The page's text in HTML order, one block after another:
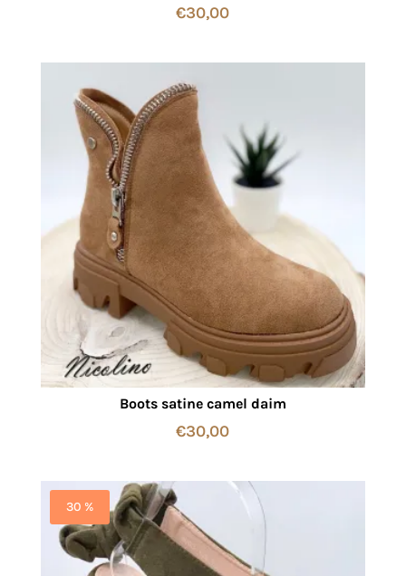
€30,00
Boots satine camel daim
€30,00
30 %